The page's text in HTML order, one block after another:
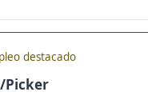
destacado
Picker